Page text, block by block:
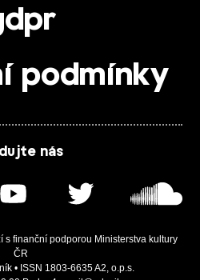
podmínky
nás
s finanční podporou Ministerstva kultury
ČR
• ISSN 1803-6635 A2, o.p.s.